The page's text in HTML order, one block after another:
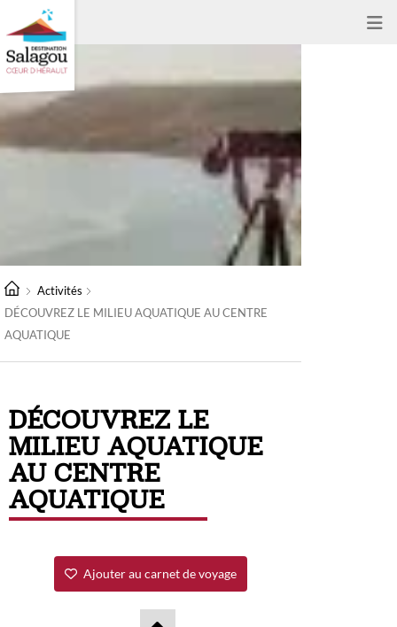
Activités
DÉCOUVREZ LE MILIEU AQUATIQUE AU CENTRE
AQUATIQUE
DÉCOUVREZ LE
MILIEU AQUATIQUE
AU CENTRE
AQUATIQUE
Ajouter au carnet de voyage